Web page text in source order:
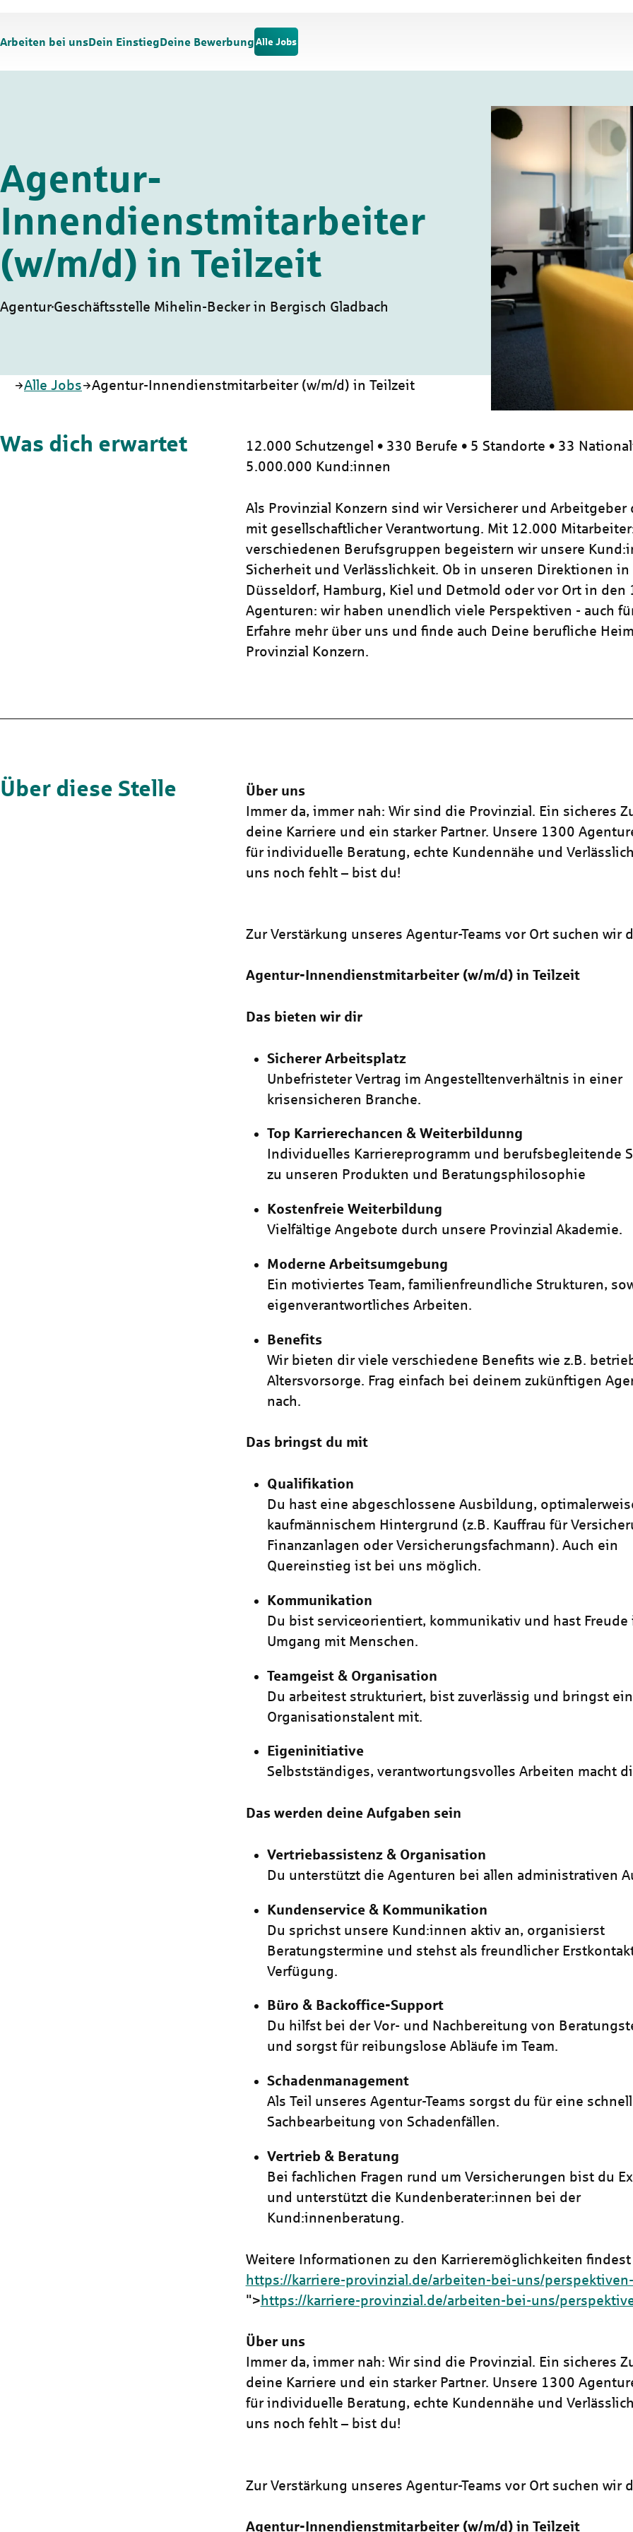
Arbeiten bei unsDein EinstiegDeine Bewerbung Alle Jobs
Agentur-
Innendienstmitarbeiter
(w/m/d) in Teilzeit
AgenturGeschäftsstelle Mihelin-Becker in Bergisch Gladbach
Startseite
Alle Jobs Agentur-Innendienstmitarbeiter (w/m/d) in Teilzeit
Was dich erwartet
12.000 Schutzengel • 330 Berufe • 5 Standorte • 33
5.000.000 Kund:innen
Als Provinzial Konzern sind wir Versicherer und Arbeitgeber
mit gesellschaftlicher Verantwortung. Mit 12.000
verschiedenen Berufsgruppen begeistern wir unsere
Sicherheit und Verlässlichkeit. Ob in unseren Direktionen in
Düsseldorf, Hamburg, Kiel und Detmold oder vor Ort in den
Agenturen: wir haben unendlich viele Perspektiven - auch
Erfahre mehr über uns und finde auch Deine berufliche
Provinzial Konzern.
Über diese Stelle
Über uns
Immer da, immer nah: Wir sind die Provinzial. Ein sicheres
deine Karriere und ein starker Partner. Unsere 1300
für individuelle Beratung, echte Kundennähe und
uns noch fehlt – bist du!
Zur Verstärkung unseres Agentur-Teams vor Ort suchen wir
Agentur-Innendienstmitarbeiter (w/m/d) in Teilzeit
Das bieten wir dir
Sicherer Arbeitsplatz
Unbefristeter Vertrag im Angestelltenverhältnis in einer
krisensicheren Branche.
Top Karrierechancen & Weiterbildunng
Individuelles Karriereprogramm und berufsbegleitende
zu unseren Produkten und Beratungsphilosophie
Kostenfreie Weiterbildung
Vielfältige Angebote durch unsere Provinzial Akademie.
Moderne Arbeitsumgebung
Ein motiviertes Team, familienfreundliche Strukturen,
eigenverantwortliches Arbeiten.
Benefits
Wir bieten dir viele verschiedene Benefits wie z.B.
Altersvorsorge. Frag einfach bei deinem zukünftigen
nach.
Das bringst du mit
Qualifikation
Du hast eine abgeschlossene Ausbildung,
kaufmännischem Hintergrund (z.B. Kauffrau für
Finanzanlagen oder Versicherungsfachmann). Auch ein
Quereinstieg ist bei uns möglich.
Kommunikation
Du bist serviceorientiert, kommunikativ und hast Freude
Umgang mit Menschen.
Teamgeist & Organisation
Du arbeitest strukturiert, bist zuverlässig und bringst
Organisationstalent mit.
Eigeninitiative
Selbstständiges, verantwortungsvolles Arbeiten macht
Das werden deine Aufgaben sein
Vertriebassistenz & Organisation
Du unterstützt die Agenturen bei allen administrativen
Kundenservice & Kommunikation
Du sprichst unsere Kund:innen aktiv an, organisierst
Beratungstermine und stehst als freundlicher
Verfügung.
Büro & Backoffice-Support
Du hilfst bei der Vor- und Nachbereitung von
und sorgst für reibungslose Abläufe im Team.
Schadenmanagement
Als Teil unseres Agentur-Teams sorgst du für eine
Sachbearbeitung von Schadenfällen.
Vertrieb & Beratung
Bei fachlichen Fragen rund um Versicherungen bist du
und unterstützt die Kundenberater:innen bei der
Kund:innenberatung.
Weitere Informationen zu den Karrieremöglichkeiten
https://karriere-provinzial.de/arbeiten-bei-uns/
">https://karriere-provinzial.de/arbeiten-bei-uns/
Über uns
Immer da, immer nah: Wir sind die Provinzial. Ein sicheres
deine Karriere und ein starker Partner. Unsere 1300
für individuelle Beratung, echte Kundennähe und
uns noch fehlt – bist du!
Zur Verstärkung unseres Agentur-Teams vor Ort suchen wir
Agentur-Innendienstmitarbeiter (w/m/d) in Teilzeit